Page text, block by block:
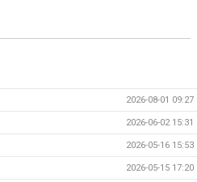
2026-08-01 09:27
2026-06-02 15:31
2026-05-16 15:53
2026-05-15 17:20